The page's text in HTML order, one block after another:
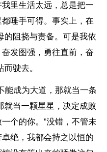
里生活太远，总是把一
唾手可得。事实上，在
的阻挠与责备。可是我依
发图强，勇往直前，奋
驶去。
能成为大道，那就当一条
就当一颗星星，决定成败
个的你。”没错，不管未
绝，我都会持之以恒的